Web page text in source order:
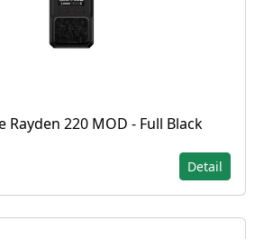
Rayden 220 MOD - Full Black
Detail